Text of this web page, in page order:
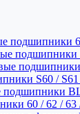
подшипники
подшипники
S60 / S61
60 / 62 / 63